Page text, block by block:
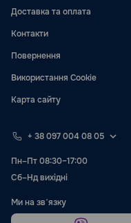
Доставка та оплата
Контакти
Повернення
Використання Cookie
Карта сайту
+ 38 097 004 08 05
Пн–Пт 08:30–17:00
Сб–Нд вихідні
Ми на звʼязку